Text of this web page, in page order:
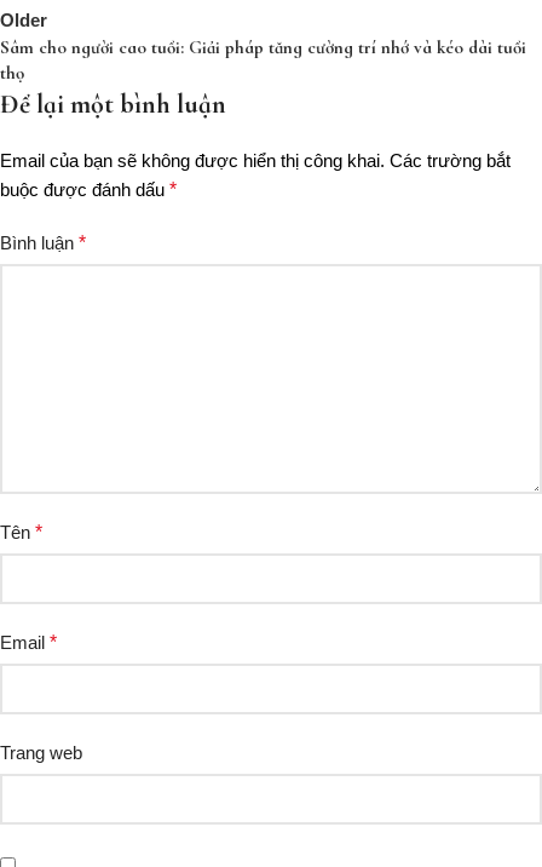
Older
Sâm cho người cao tuổi: Giải pháp tăng cường trí nhớ và kéo dài tuổi
thọ
Để lại một bình luận
Email của bạn sẽ không được hiển thị công khai. Các trường bắt
buộc được đánh dấu *
Bình luận *
Tên *
Email *
Trang web